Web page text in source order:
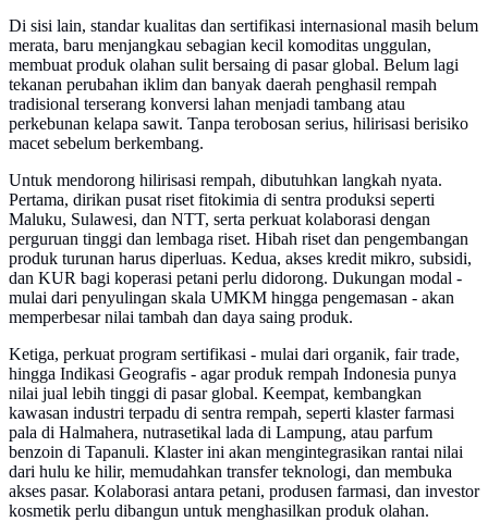
Di sisi lain, standar kualitas dan sertifikasi internasional masih belum
merata, baru menjangkau sebagian kecil komoditas unggulan,
membuat produk olahan sulit bersaing di pasar global. Belum lagi
tekanan perubahan iklim dan banyak daerah penghasil rempah
tradisional terserang konversi lahan menjadi tambang atau
perkebunan kelapa sawit. Tanpa terobosan serius, hilirisasi berisiko
macet sebelum berkembang.
Untuk mendorong hilirisasi rempah, dibutuhkan langkah nyata.
Pertama, dirikan pusat riset fitokimia di sentra produksi seperti
Maluku, Sulawesi, dan NTT, serta perkuat kolaborasi dengan
perguruan tinggi dan lembaga riset. Hibah riset dan pengembangan
produk turunan harus diperluas. Kedua, akses kredit mikro, subsidi,
dan KUR bagi koperasi petani perlu didorong. Dukungan modal -
mulai dari penyulingan skala UMKM hingga pengemasan - akan
memperbesar nilai tambah dan daya saing produk.
Ketiga, perkuat program sertifikasi - mulai dari organik, fair trade,
hingga Indikasi Geografis - agar produk rempah Indonesia punya
nilai jual lebih tinggi di pasar global. Keempat, kembangkan
kawasan industri terpadu di sentra rempah, seperti klaster farmasi
pala di Halmahera, nutrasetikal lada di Lampung, atau parfum
benzoin di Tapanuli. Klaster ini akan mengintegrasikan rantai nilai
dari hulu ke hilir, memudahkan transfer teknologi, dan membuka
akses pasar. Kolaborasi antara petani, produsen farmasi, dan investor
kosmetik perlu dibangun untuk menghasilkan produk olahan.